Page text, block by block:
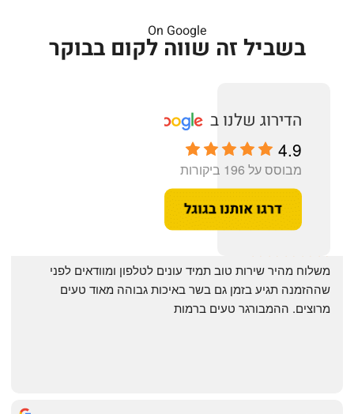
On Google
בשביל זה שווה לקום בבוקר
4.9
מבוסס על 196 ביקורות
מרוצים. ההמבורגר טעים ברמות